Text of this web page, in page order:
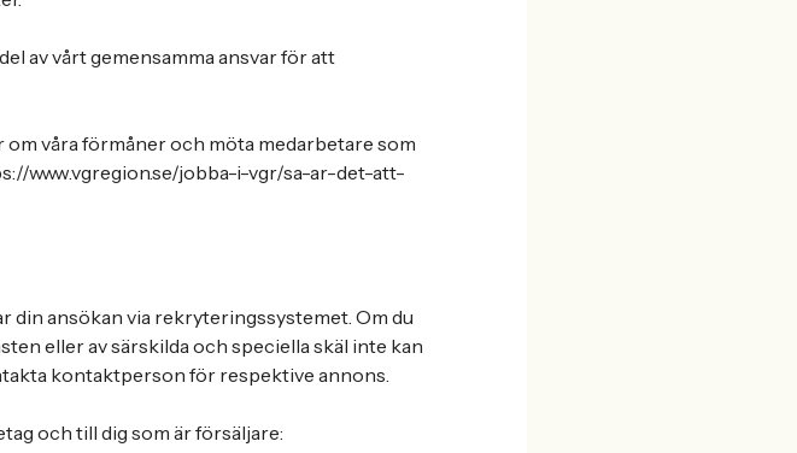
av vårt gemensamma ansvar för att
om våra förmåner och möta medarbetare som
www.vgregion.se/jobba-i-vgr/sa-ar-det-att-
ansökan via rekryteringssystemet. Om du
eller av särskilda och speciella skäl inte kan
kontaktperson för respektive annons.
och till dig som är försäljare: